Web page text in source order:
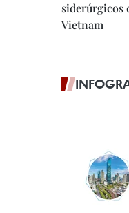
siderúrgicos
Vietnam